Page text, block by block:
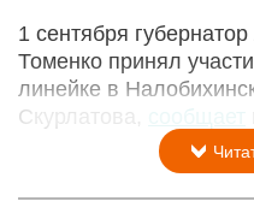
1 сентября
Томенко принял
линейке в
Скурлатова,
сообщает